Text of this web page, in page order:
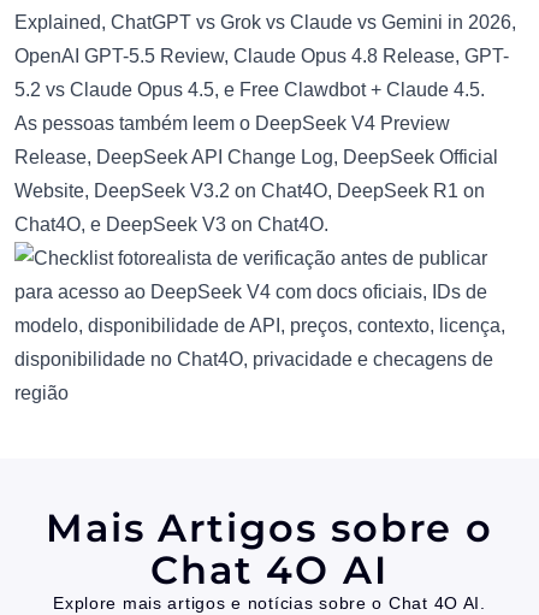
Explained, ChatGPT vs Grok vs Claude vs Gemini in 2026,
OpenAI GPT-5.5 Review, Claude Opus 4.8 Release, GPT-
5.2 vs Claude Opus 4.5, e Free Clawdbot + Claude 4.5.
As pessoas também leem o DeepSeek V4 Preview
Release, DeepSeek API Change Log, DeepSeek Official
Website, DeepSeek V3.2 on Chat4O, DeepSeek R1 on
Chat4O, e DeepSeek V3 on Chat4O.
Mais Artigos sobre o
Chat 4O AI
Explore mais artigos e notícias sobre o Chat 4O AI.